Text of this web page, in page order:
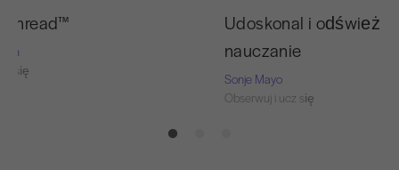
Thread™
się
Udoskonal i odśwież
nauczanie
Sonje Mayo
Obserwuj i ucz się